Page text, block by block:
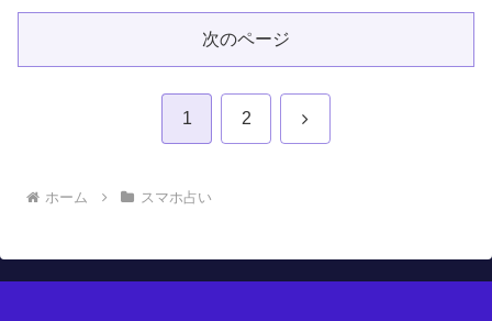
次のページ
1 2 次
ホーム スマホ占い